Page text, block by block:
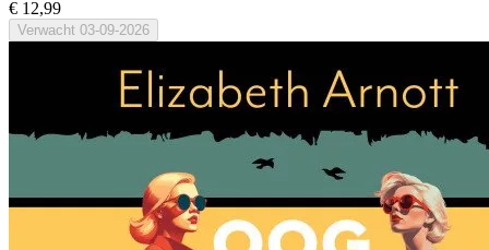
€ 12,99
Verwacht 03-09-2026